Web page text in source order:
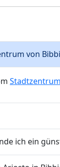
von
ich ein